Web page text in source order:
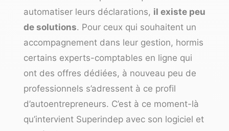
automatiser leurs déclarations, il existe peu
de solutions. Pour ceux qui souhaitent un
accompagnement dans leur gestion, hormis
certains experts-comptables en ligne qui
ont des offres dédiées, à nouveau peu de
professionnels s’adressent à ce profil
d’autoentrepreneurs. C’est à ce moment-là
qu’intervient Superindep avec son logiciel et